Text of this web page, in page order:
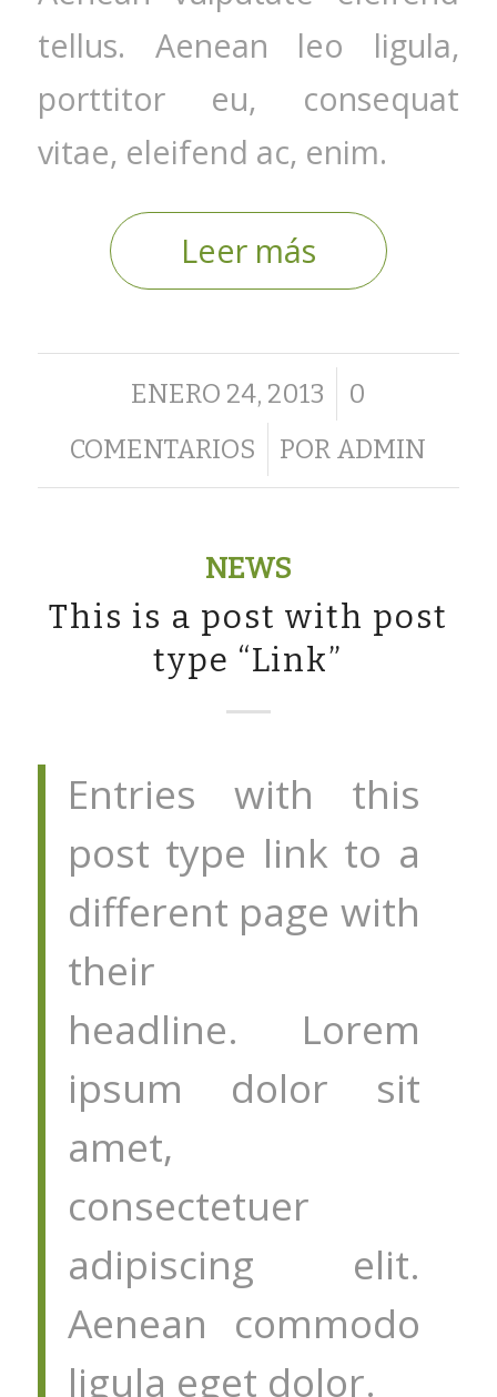
tellus. Aenean leo ligula,
porttitor eu, consequat
vitae, eleifend ac, enim.
Leer más
ENERO 24, 2013
/
0
COMENTARIOS
/ POR ADMIN
NEWS
This is a post with post
type “Link”
Entries with this
post type link to a
different page with
their
headline. Lorem
ipsum dolor sit
amet,
consectetuer
adipiscing elit.
Aenean commodo
ligula eget dolor.